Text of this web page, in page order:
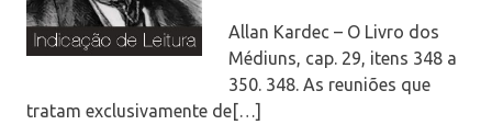
Allan Kardec – O Livro dos
Médiuns, cap. 29, itens 348 a
350. 348. As reuniões que
tratam exclusivamente de[…]